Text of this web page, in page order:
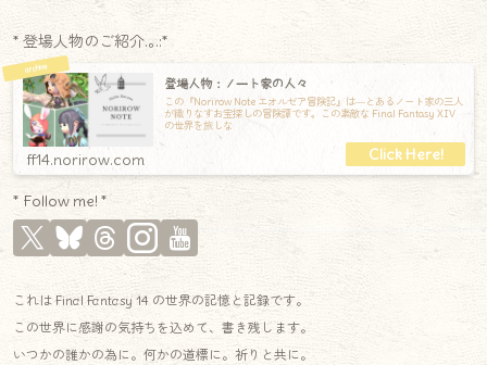
* 登場人物のご紹介.｡.:*
登場人物：ノート家の人々
この『Norirow Note エオルゼア冒険記』は―とあるノート家の三人
が織りなすお宝探しの冒険譚です。この素敵な Final Fantasy XIV
の世界を旅しな
ff14.norirow.com
* Follow me! *
これは Final Fantasy 14 の世界の記憶と記録です。
この世界に感謝の気持ちを込めて、書き残します。
いつかの誰かの為に。何かの道標に。祈りと共に。